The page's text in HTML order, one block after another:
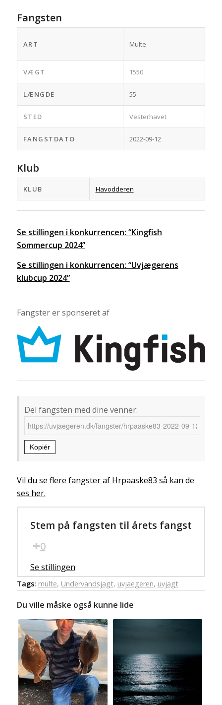
Fangsten
ART Multe
VÆGT 1550
LÆNGDE 55
STED Vesterhavet
FANGSTDATO 2022-09-12
Klub
KLUB Havodderen
Se stillingen i konkurrencen: “Kingfish
Sommercup 2024”
Se stillingen i konkurrencen: “Uvjægerens
klubcup 2024”
Fangster er sponseret af
Del fangsten med dine venner:
Kopiér
Vil du se flere fangster af Hrpaaske83 så kan de
ses her.
Stem på fangsten til årets fangst
0
Se stillingen
Tags: multe, Undervandsjagt, uvjaegeren, uvjagt
Du ville måske også kunne lide